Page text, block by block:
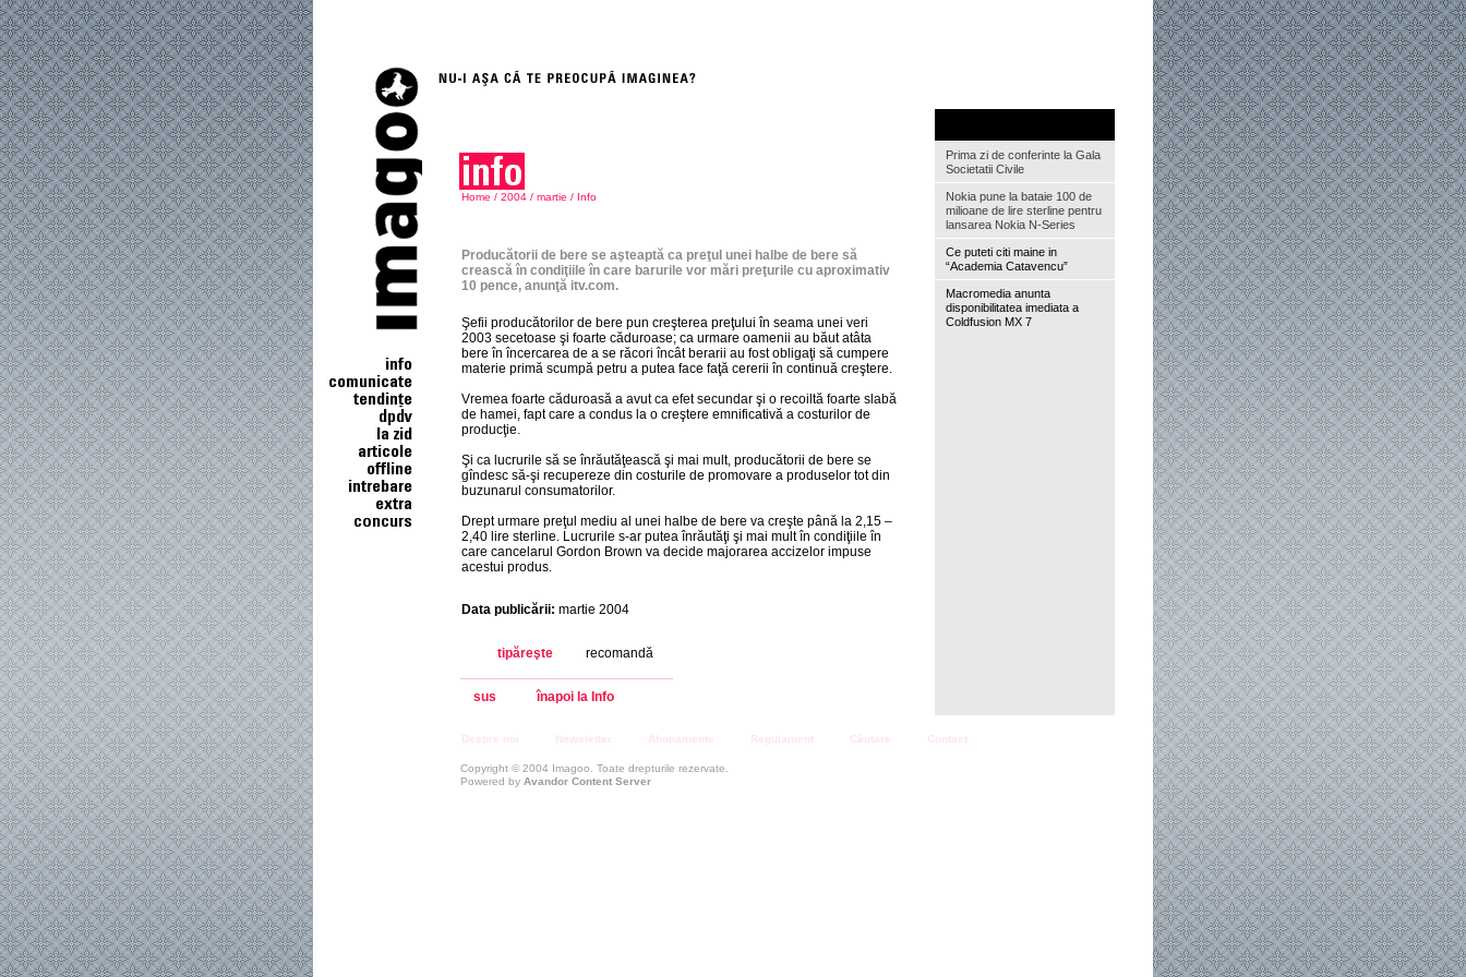
Home / 2004 / martie / Info
Producătorii de bere se aşteaptă ca preţul unei halbe de bere să
crească în condiţiile în care barurile vor mări preţurile cu aproximativ
10 pence, anunţă itv.com.
Şefii producătorilor de bere pun creşterea preţului în seama unei veri
2003 secetoase şi foarte căduroase; ca urmare oamenii au băut atâta
bere în încercarea de a se răcori încât berarii au fost obligaţi să cumpere
materie primă scumpă petru a putea face faţă cererii în continuă creştere.
Vremea foarte căduroasă a avut ca efet secundar şi o recoiltă foarte slabă
de hamei, fapt care a condus la o creştere emnificativă a costurilor de
producţie.
Şi ca lucrurile să se înrăutăţească şi mai mult, producătorii de bere se
gîndesc să-şi recupereze din costurile de promovare a produselor tot din
buzunarul consumatorilor.
Drept urmare preţul mediu al unei halbe de bere va creşte până la 2,15 –
2,40 lire sterline. Lucrurile s-ar putea înrăutăţi şi mai mult în condiţiile în
care cancelarul Gordon Brown va decide majorarea accizelor impuse
acestui produs.
Data publicării: martie 2004
tipăreşte recomandă
Prima zi de conferinte la Gala
Societatii Civile
Nokia pune la bataie 100 de
milioane de lire sterline pentru
lansarea Nokia N-Series
Ce puteti citi maine in
“Academia Catavencu”
Macromedia anunta
disponibilitatea imediata a
Coldfusion MX 7
sus înapoi la Info
Despre noi Newsletter Abonamente Regulament Căutare Contact
Copyright © 2004 Imagoo. Toate drepturile rezervate.
Powered by Avandor Content Server